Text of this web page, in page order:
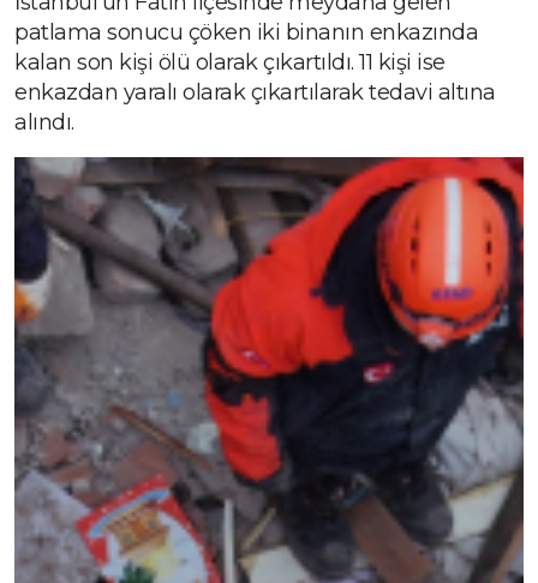
patlama sonucu çöken iki binanın enkazında
kalan son kişi ölü olarak çıkartıldı. 11 kişi ise
enkazdan yaralı olarak çıkartılarak tedavi altına
alındı.